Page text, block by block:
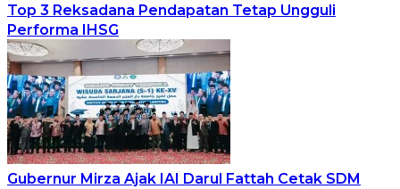
Top 3 Reksadana Pendapatan Tetap Ungguli
Performa IHSG
Gubernur Mirza Ajak IAI Darul Fattah Cetak SDM